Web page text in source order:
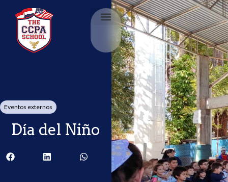
Eventos externos
Día del Niño